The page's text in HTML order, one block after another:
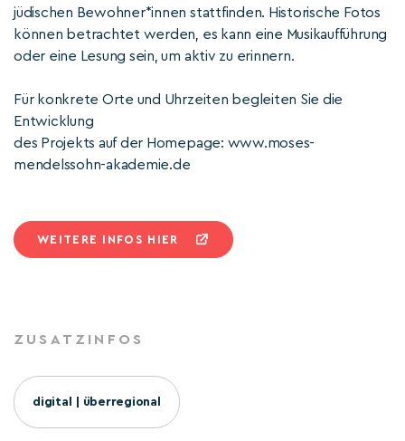
jüdischen Bewohner*innen stattfinden. Historische Fotos
können betrachtet werden, es kann eine Musikaufführung
oder eine Lesung sein, um aktiv zu erinnern.
Für konkrete Orte und Uhrzeiten begleiten Sie die
Entwicklung
des Projekts auf der Homepage: www.moses-
mendelssohn-akademie.de
WEITERE INFOS HIER
ZUSATZINFOS
digital | überregional